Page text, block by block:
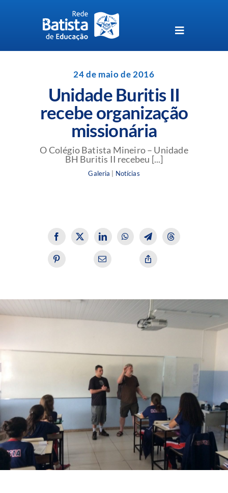
Toggle
Navigation
Perguntas Frequentes
Blog da Rede Batista
24 de maio de 2016
Unidade Buritis II
recebe organização
missionária
O Colégio Batista Mineiro – Unidade
BH Buritis II recebeu [...]
Galeria Notícias